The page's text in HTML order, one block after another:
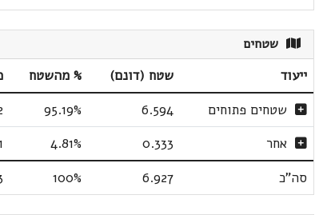
שטחים
ייעוד שטח (דונם) % מהשטח
שטחים פתוחים
6.594
95.19%
אחר
0.333
4.81%
סה"כ
6.927
100%